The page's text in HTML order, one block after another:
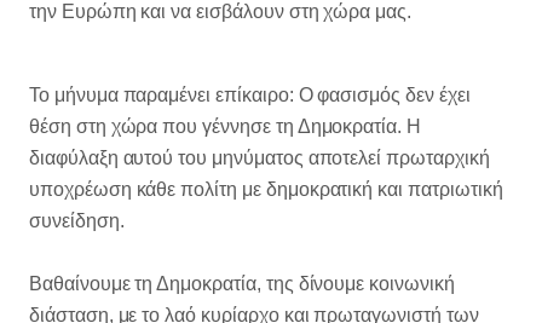
την Ευρώπη και να εισβάλουν στη χώρα μας.
Το μήνυμα παραμένει επίκαιρο: Ο φασισμός δεν έχει
θέση στη χώρα που γέννησε τη Δημοκρατία. Η
διαφύλαξη αυτού του μηνύματος αποτελεί πρωταρχική
υποχρέωση κάθε πολίτη με δημοκρατική και πατριωτική
συνείδηση.
Βαθαίνουμε τη Δημοκρατία, της δίνουμε κοινωνική
διάσταση, με το λαό κυρίαρχο και πρωταγωνιστή των